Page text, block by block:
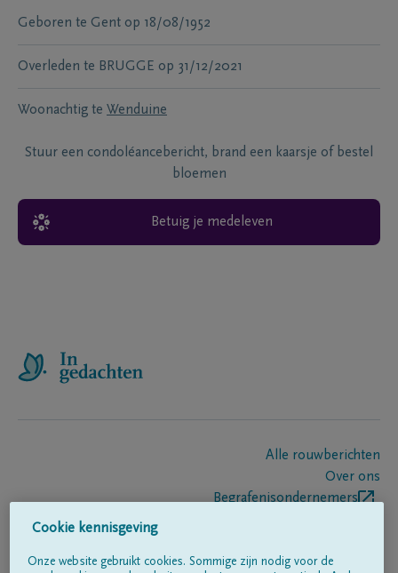
Geboren te Gent op 18/08/1952
Overleden te BRUGGE op 31/12/2021
Woonachtig te Wenduine
Stuur een condoléancebericht, brand een kaarsje of bestel
bloemen
Betuig je medeleven
Alle rouwberichten
Over ons
Begrafenisondernemers
Cookie kennisgeving
Onze website gebruikt cookies. Sommige zijn nodig voor de